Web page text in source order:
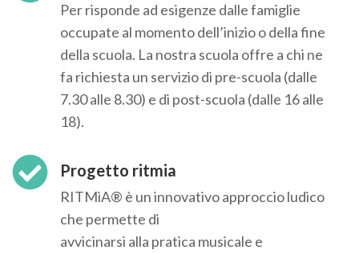
Per risponde ad esigenze dalle famiglie
occupate al momento dell’inizio o della fine
della scuola. La nostra scuola offre a chi ne
fa richiesta un servizio di pre-scuola (dalle
7.30 alle 8.30) e di post-scuola (dalle 16 alle
18).
Progetto ritmia
RITMìA® è un innovativo approccio ludico
che permette di
avvicinarsi alla pratica musicale e